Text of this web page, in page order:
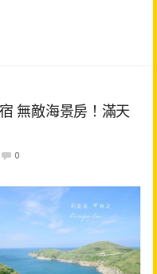
無敵海景房！滿天
0